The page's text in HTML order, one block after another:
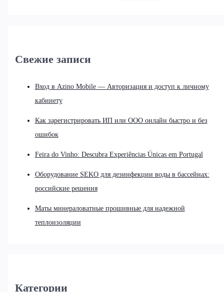
Свежие записи
Вход в Azino Mobile — Авторизация и доступ к личному
кабинету
Как зарегистрировать ИП или ООО онлайн быстро и без
ошибок
Feira do Vinho: Descubra Experiências Únicas em Portugal
Оборудование SEKO для дезинфекции воды в бассейнах:
российские решения
Маты минераловатные прошивные для надежной
теплоизоляции
Категории